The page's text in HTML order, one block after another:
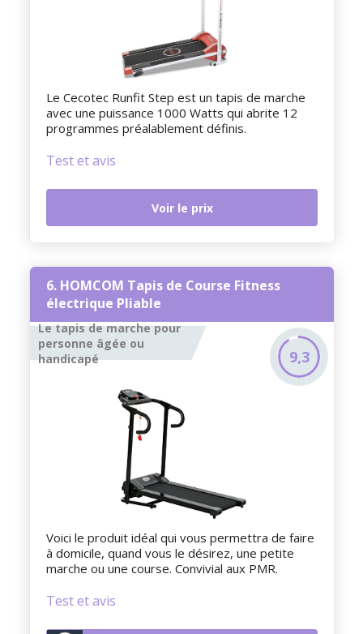
Le Cecotec Runfit Step est un tapis de marche
avec une puissance 1000 Watts qui abrite 12
programmes préalablement définis.
Test et avis
Voir le prix
6. HOMCOM Tapis de Course Fitness
électrique Pliable
Le tapis de marche pour
personne âgée ou
handicapé
9,3
Voici le produit idéal qui vous permettra de faire
à domicile, quand vous le désirez, une petite
marche ou une course. Convivial aux PMR.
Test et avis